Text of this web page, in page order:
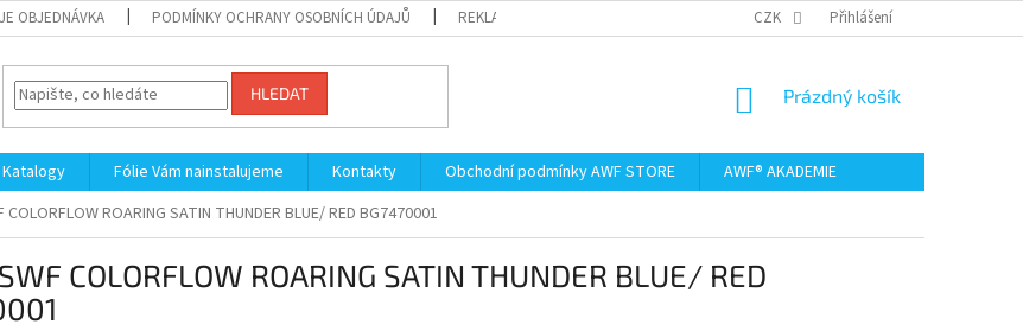
OBJEDNÁVKA PODMÍNKY OCHRANY OSOBNÍCH ÚDAJŮ REKLAMACE A VRÁCENÍ ZBOŽÍ CZK Přihlášení
HLEDAT
NÁKUPNÍ
Prázdný košík
Katalogy Fólie Vám nainstalujeme Kontakty Obchodní podmínky AWF STORE
AWF® AKADEMIE
COLORFLOW ROARING SATIN THUNDER BLUE/ RED BG7470001
COLORFLOW ROARING SATIN THUNDER BLUE/ RED